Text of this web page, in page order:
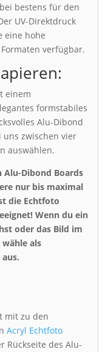
bestens für den
UV-Direktdruck
eine hohe
verfügbar.
einem
formstabiles
Alu-Dibond
uns zwischen vier
auswählen.
Alu-Dibond Boards
nur bis maximal
die Echtfoto
Wenn du ein
oder das Bild im
als
mit zu den
Acryl Echtfoto
Rückseite des Alu-